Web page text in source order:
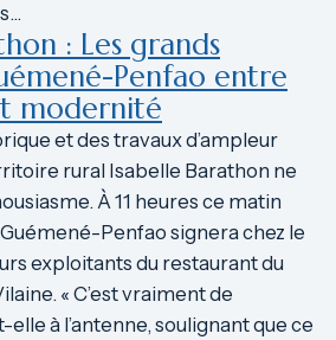
: Les grands
Penfao entre
modernité
et des travaux d’ampleur
rural Isabelle Barathon ne
À 11 heures ce matin
Penfao signera chez le
exploitants du restaurant du
« C’est vraiment de
elle à l’antenne, soulignant que ce